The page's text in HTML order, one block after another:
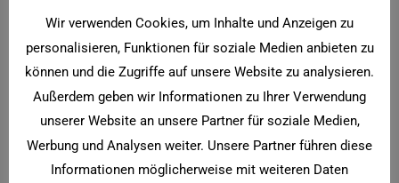
Wir verwenden Cookies, um Inhalte und Anzeigen zu
personalisieren, Funktionen für soziale Medien anbieten zu
können und die Zugriffe auf unsere Website zu analysieren.
Außerdem geben wir Informationen zu Ihrer Verwendung
unserer Website an unsere Partner für soziale Medien,
Werbung und Analysen weiter. Unsere Partner führen diese
Informationen möglicherweise mit weiteren Daten